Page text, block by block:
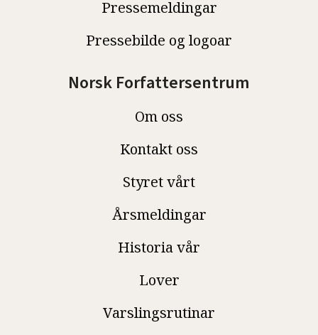
Pressemeldingar
Pressebilde og logoar
Norsk Forfattersentrum
Om oss
Kontakt oss
Styret vårt
Årsmeldingar
Historia vår
Lover
Varslingsrutinar